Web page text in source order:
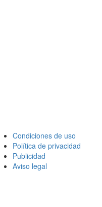
Condiciones de uso
Política de privacidad
Publicidad
Aviso legal